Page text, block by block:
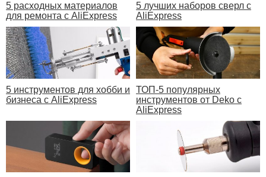
5 расходных материалов
для ремонта с AliExpress
5 лучших наборов сверл с
AliExpress
5 инструментов для хобби и
бизнеса с AliExpress
ТОП-5 популярных
инструментов от Deko с
AliExpress